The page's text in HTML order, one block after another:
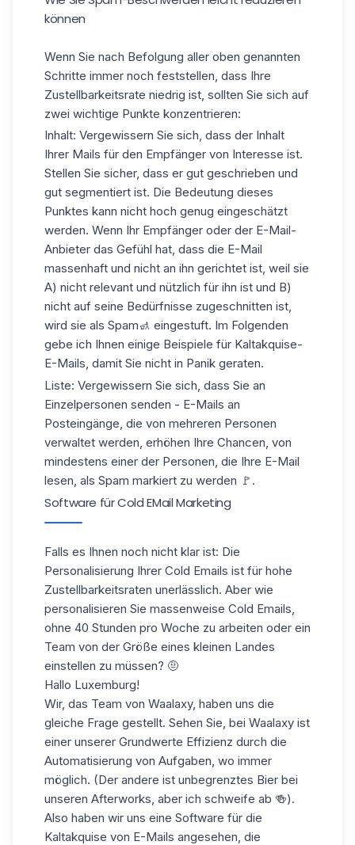
können
Wenn Sie nach Befolgung aller oben genannten
Schritte immer noch feststellen, dass Ihre
Zustellbarkeitsrate niedrig ist, sollten Sie sich auf
zwei wichtige Punkte konzentrieren:
Inhalt: Vergewissern Sie sich, dass der Inhalt
Ihrer Mails für den Empfänger von Interesse ist.
Stellen Sie sicher, dass er gut geschrieben und
gut segmentiert ist. Die Bedeutung dieses
Punktes kann nicht hoch genug eingeschätzt
werden. Wenn Ihr Empfänger oder der E-Mail-
Anbieter das Gefühl hat, dass die E-Mail
massenhaft und nicht an ihn gerichtet ist, weil sie
A) nicht relevant und nützlich für ihn ist und B)
nicht auf seine Bedürfnisse zugeschnitten ist,
wird sie als Spam🚮 eingestuft. Im Folgenden
gebe ich Ihnen einige Beispiele für Kaltakquise-
E-Mails, damit Sie nicht in Panik geraten.
Liste: Vergewissern Sie sich, dass Sie an
Einzelpersonen senden - E-Mails an
Posteingänge, die von mehreren Personen
verwaltet werden, erhöhen Ihre Chancen, von
mindestens einer der Personen, die Ihre E-Mail
lesen, als Spam markiert zu werden 🚩.
Software für Cold EMail Marketing
Falls es Ihnen noch nicht klar ist: Die
Personalisierung Ihrer Cold Emails ist für hohe
Zustellbarkeitsraten unerlässlich. Aber wie
personalisieren Sie massenweise Cold Emails,
ohne 40 Stunden pro Woche zu arbeiten oder ein
Team von der Größe eines kleinen Landes
einstellen zu müssen? 🤨
Hallo Luxemburg!
Wir, das Team von Waalaxy, haben uns die
gleiche Frage gestellt. Sehen Sie, bei Waalaxy ist
einer unserer Grundwerte Effizienz durch die
Automatisierung von Aufgaben, wo immer
möglich. (Der andere ist unbegrenztes Bier bei
unseren Afterworks, aber ich schweife ab 🍻).
Also haben wir uns eine Software für die
Kaltakquise von E-Mails angesehen, die